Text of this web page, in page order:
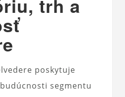
trh a
poskytuje
segmentu